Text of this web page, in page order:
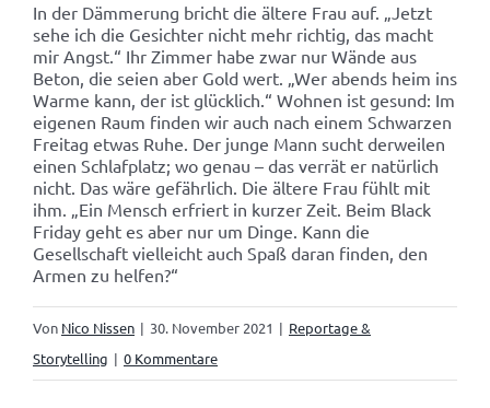
In der Dämmerung bricht die ältere Frau auf. „Jetzt
sehe ich die Gesichter nicht mehr richtig, das macht
mir Angst.“ Ihr Zimmer habe zwar nur Wände aus
Beton, die seien aber Gold wert. „Wer abends heim ins
Warme kann, der ist glücklich.“ Wohnen ist gesund: Im
eigenen Raum finden wir auch nach einem Schwarzen
Freitag etwas Ruhe. Der junge Mann sucht derweilen
einen Schlafplatz; wo genau – das verrät er natürlich
nicht. Das wäre gefährlich. Die ältere Frau fühlt mit
ihm. „Ein Mensch erfriert in kurzer Zeit. Beim Black
Friday geht es aber nur um Dinge. Kann die
Gesellschaft vielleicht auch Spaß daran finden, den
Armen zu helfen?“
Von Nico Nissen | 30. November 2021 | Reportage &
Storytelling | 0 Kommentare